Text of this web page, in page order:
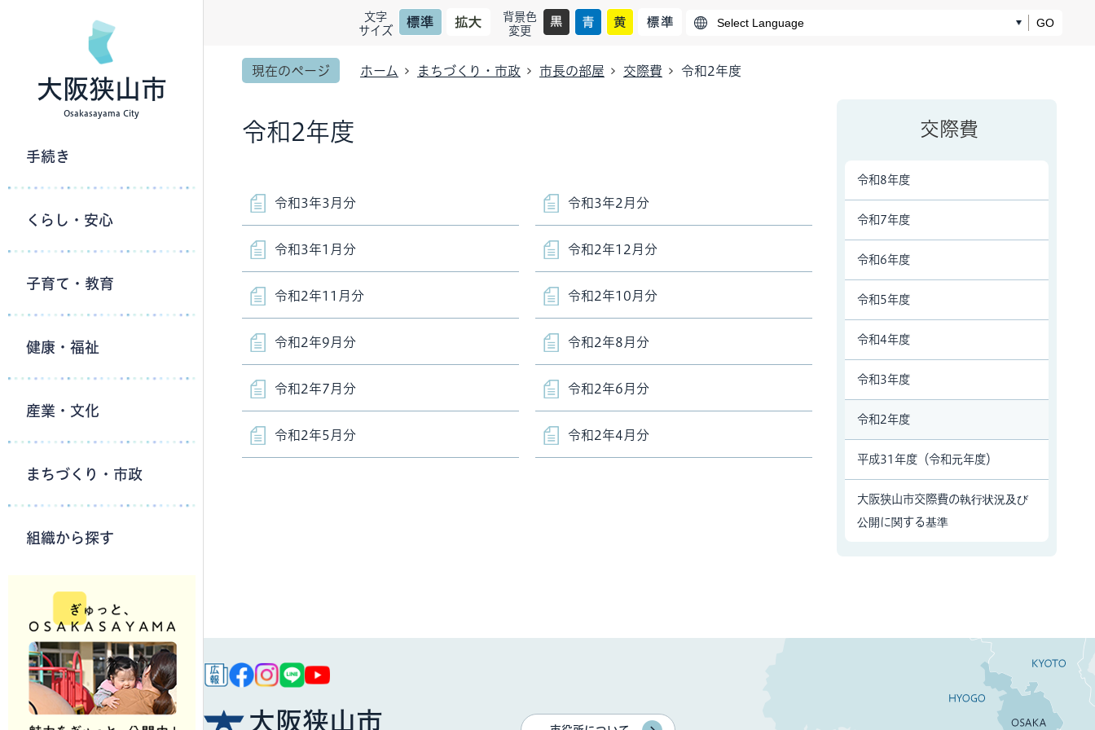
文字
サイズ
背景色
変更
GO
現在のページ ホーム まちづくり・市政 市長の部屋 交際費 令和2年度
大阪狭山市
Osakasayama City
手続き
くらし・安心
子育て・教育
健康・福祉
産業・文化
まちづくり・市政
組織から探す
令和2年度
令和3年3月分 令和3年2月分
令和3年1月分 令和2年12月分
令和2年11月分 令和2年10月分
令和2年9月分 令和2年8月分
令和2年7月分 令和2年6月分
令和2年5月分 令和2年4月分
交際費
令和8年度
令和7年度
令和6年度
令和5年度
令和4年度
令和3年度
令和2年度
平成31年度（令和元年度）
大阪狭山市交際費の執行状況及び
公開に関する基準
大阪狭山市